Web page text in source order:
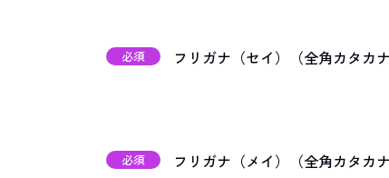
必須 フリガナ（セイ）（全角カタカナ
必須 フリガナ（メイ）（全角カタカナ